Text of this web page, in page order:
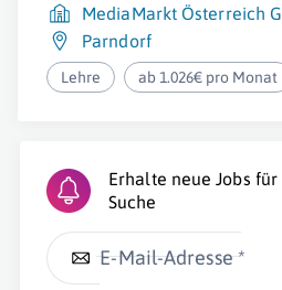
MediaMarkt Österreich
Parndorf
Lehre ab 1.026€ pro Monat
Erhalte neue Jobs
Suche
E-Mail-Adresse *